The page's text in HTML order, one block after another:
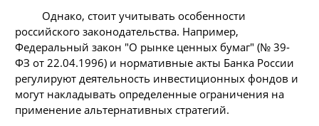
Однако, стоит учитывать особенности
российского законодательства. Например,
Федеральный закон "О рынке ценных бумаг" (№ 39-
ФЗ от 22.04.1996) и нормативные акты Банка России
регулируют деятельность инвестиционных фондов и
могут накладывать определенные ограничения на
применение альтернативных стратегий.